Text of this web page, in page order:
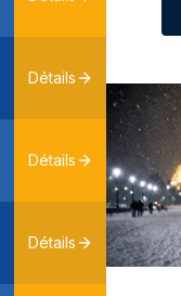
Détails
Détails
Détails